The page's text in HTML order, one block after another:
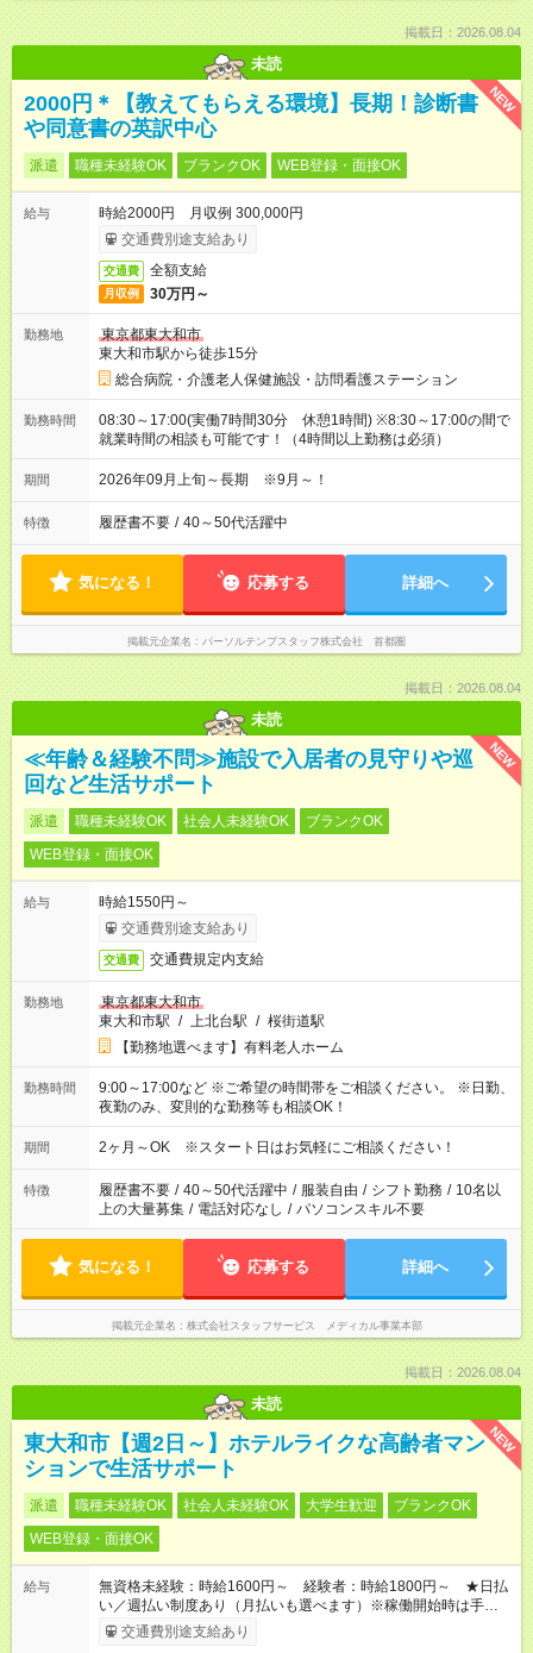
掲載日：2026.08.04
未読
NEW
2000円＊【教えてもらえる環境】長期！診断書
や同意書の英訳中心
派遣 職種未経験OK ブランクOK WEB登録・面接OK
給与
時給2000円 月収例 300,000円
交通費別途支給あり
交通費 全額支給
月収例 30万円～
勤務地
東京都東大和市
東大和市駅から徒歩15分
総合病院・介護老人保健施設・訪問看護ステーション
勤務時間
08:30～17:00(実働7時間30分 休憩1時間) ※8:30～17:00の間で
就業時間の相談も可能です！（4時間以上勤務は必須）
期間 2026年09月上旬～長期 ※9月～！
特徴 履歴書不要 / 40～50代活躍中
気になる！ 応募する 詳細へ
掲載元企業名 パーソルテンプスタッフ株式会社 首都圏
掲載日：2026.08.04
未読
NEW
≪年齢＆経験不問≫施設で入居者の見守りや巡
回など生活サポート
派遣 職種未経験OK 社会人未経験OK
ブランクOK
WEB登録・面接OK
給与
時給1550円～
交通費別途支給あり
交通費 交通費規定内支給
勤務地
東京都東大和市
東大和市駅 / 上北台駅 / 桜街道駅
【勤務地選べます】有料老人ホーム
勤務時間
9:00～17:00など ※ご希望の時間帯をご相談ください。 ※日勤、
夜勤のみ、変則的な勤務等も相談OK！
期間 2ヶ月～OK ※スタート日はお気軽にご相談ください！
特徴 履歴書不要 / 40～50代活躍中 / 服装自由 / シフト勤務 / 10名以
上の大量募集 / 電話対応なし / パソコンスキル不要
気になる！ 応募する 詳細へ
掲載元企業名 株式会社スタッフサービス メディカル事業本部
掲載日：2026.08.04
未読
NEW
東大和市【週2日～】ホテルライクな高齢者マン
ションで生活サポート
派遣 職種未経験OK 社会人未経験OK 大学生歓迎
ブランクOK
WEB登録・面接OK
給与
無資格未経験：時給1600円～ 経験者：時給1800円～ ★日払
い／週払い制度あり（月払いも選べます）※稼働開始時は手続き
完了次第のお支払いとなります。
交通費別途支給あり